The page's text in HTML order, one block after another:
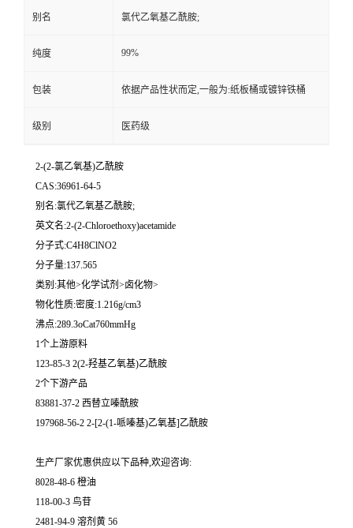
别名 氯代乙氧基乙酰胺;
纯度 99%
包装 依据产品性状而定,一般为:纸板桶或镀锌铁桶
级别 医药级
2-(2-氯乙氧基)乙酰胺
CAS:36961-64-5
别名:氯代乙氧基乙酰胺;
英文名:2-(2-Chloroethoxy)acetamide
分子式:C4H8ClNO2
分子量:137.565
类别:其他>化学试剂>卤化物>
物化性质:密度:1.216g/cm3
沸点:289.3oCat760mmHg
1个上游原料
123-85-3 2(2-羟基乙氧基)乙酰胺
2个下游产品
83881-37-2 西替立嗪酰胺
197968-56-2 2-[2-(1-哌嗪基)乙氧基]乙酰胺
生产厂家优惠供应以下品种,欢迎咨询:
8028-48-6 橙油
118-00-3 鸟苷
2481-94-9 溶剂黄 56